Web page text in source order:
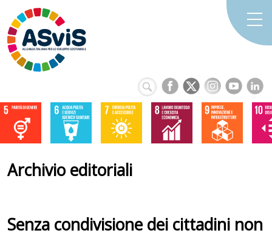
Archivio editoriali
Senza condivisione dei cittadini non